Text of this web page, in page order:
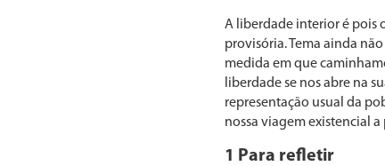
A liberdade interior é pois
provisória. Tema ainda
medida em que
liberdade se nos abre na
representação usual da
nossa viagem existencial
1 Para refletir